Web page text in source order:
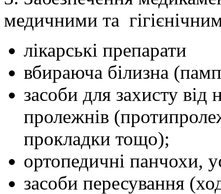
медичними та
лікарські препарати
вбираюча білизна
засоби для захисту
пролежнів
прокладки тощо);
ортопедичні панчохи,
засоби пересування